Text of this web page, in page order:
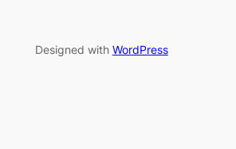
Designed with WordPress